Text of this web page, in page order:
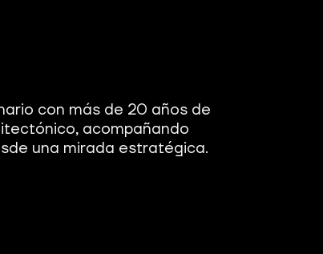
con más de 20 años de
acompañando
una mirada estratégica.